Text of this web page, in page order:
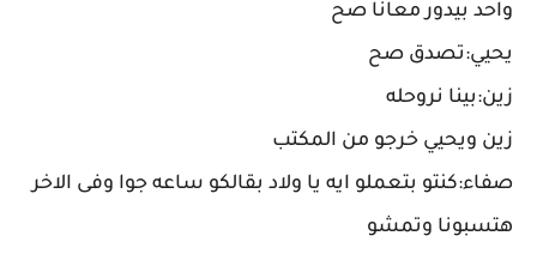
واحد بيدور معانا صح
يحيي:تصدق صح
زين:بينا نروحله
زين ويحيي خرجو من المكتب
صفاء:كنتو بتعملو ايه يا ولاد بقالكو ساعه جوا وفى الاخر
هتسبونا وتمشو